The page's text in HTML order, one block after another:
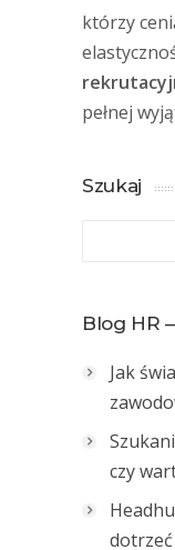
którzy
pełnej
Szukaj
Blog HR
Jak
czy